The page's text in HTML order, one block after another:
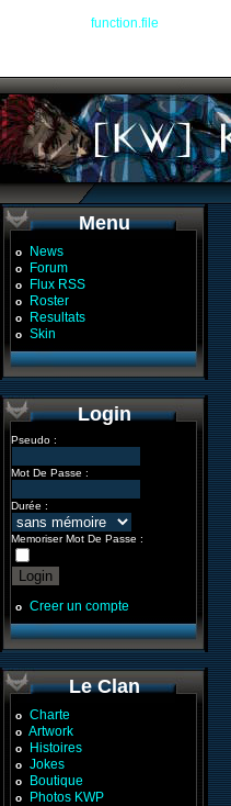
function.file
Menu
o News
o Forum
o Flux RSS
o Roster
o Resultats
o Skin
Login
Pseudo :
Mot De Passe :
Durée :
Memoriser Mot De Passe :
o Creer un compte
Le Clan
o Charte
o Artwork
o Histoires
o Jokes
o Boutique
o Photos KWP